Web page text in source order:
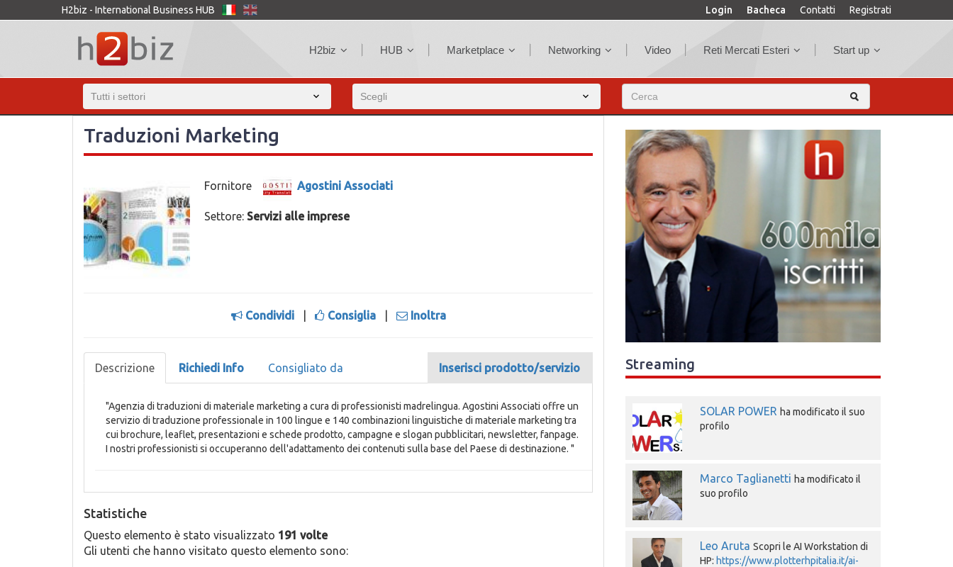
H2biz - International Business HUB Login Bacheca Contatti Registrati
H2biz HUB Marketplace Networking Video Reti Mercati Esteri Start up
Traduzioni Marketing
Fornitore Agostini Associati
Settore: Servizi alle imprese
Condividi| Consiglia Inoltra
Descrizione Richiedi Info Consigliato da Inserisci prodotto/servizio
"Agenzia di traduzioni di materiale marketing a cura di professionisti madrelingua. Agostini Associati offre un
servizio di traduzione professionale in 100 lingue e 140 combinazioni linguistiche di materiale marketing tra
cui brochure, leaflet, presentazioni e schede prodotto, campagne e slogan pubblicitari, newsletter, fanpage.
I nostri professionisti si occuperanno dell'adattamento dei contenuti sulla base del Paese di destinazione. "
Statistiche
Questo elemento è stato visualizzato 191 volte
Gli utenti che hanno visitato questo elemento sono:
Streaming
SOLAR POWER ha modificato il suo
profilo
Marco Taglianetti ha modificato il
suo profilo
Leo Aruta Scopri le AI Workstation di
HP: https://www.plotterhpitalia.it/ai-